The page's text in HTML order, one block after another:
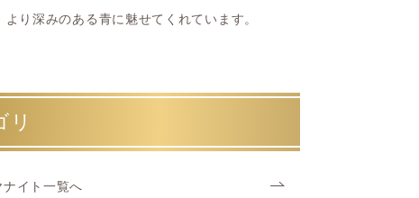
り深みのある青に魅せてくれています。
リ
ナイト一覧へ